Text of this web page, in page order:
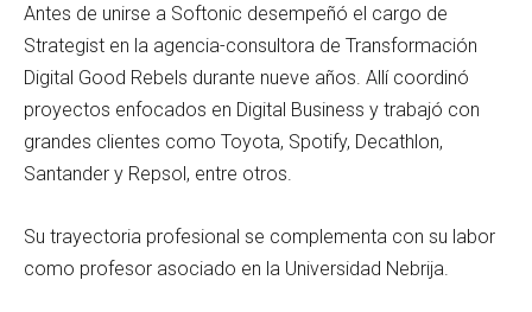
Antes de unirse a Softonic desempeñó el cargo de
Strategist en la agencia-consultora de Transformación
Digital Good Rebels durante nueve años. Allí coordinó
proyectos enfocados en Digital Business y trabajó con
grandes clientes como Toyota, Spotify, Decathlon,
Santander y Repsol, entre otros.
Su trayectoria profesional se complementa con su labor
como profesor asociado en la Universidad Nebrija.